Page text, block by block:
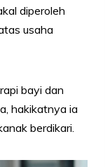
diperoleh
usaha
bayi dan
hakikatnya ia
berdikari.